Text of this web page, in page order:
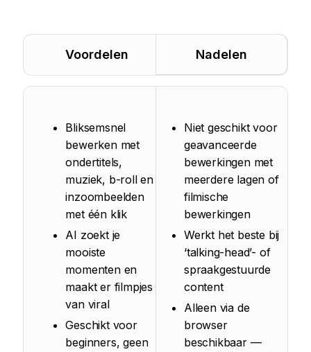
Voordelen Nadelen
Bliksemsnel
bewerken met
ondertitels,
muziek, b-roll en
inzoombeelden
met één klik
AI zoekt je
mooiste
momenten en
maakt er filmpjes
van viral
Geschikt voor
beginners, geen
Niet geschikt voor
geavanceerde
bewerkingen met
meerdere lagen of
filmische
bewerkingen
Werkt het beste bij
‘talking-head’- of
spraakgestuurde
content
Alleen via de
browser
beschikbaar —